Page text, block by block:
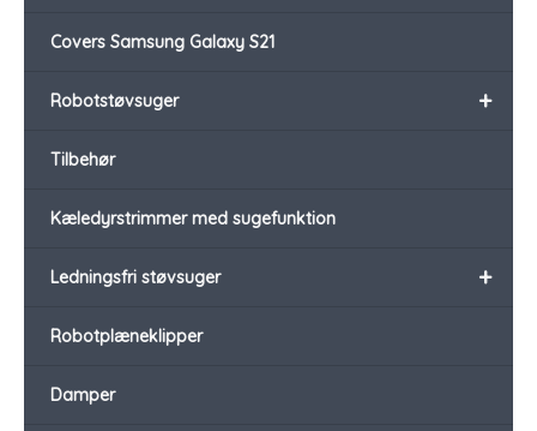
Covers Samsung Galaxy S21
+
Robotstøvsuger
Tilbehør
Kæledyrstrimmer med sugefunktion
+
Ledningsfri støvsuger
Robotplæneklipper
Damper